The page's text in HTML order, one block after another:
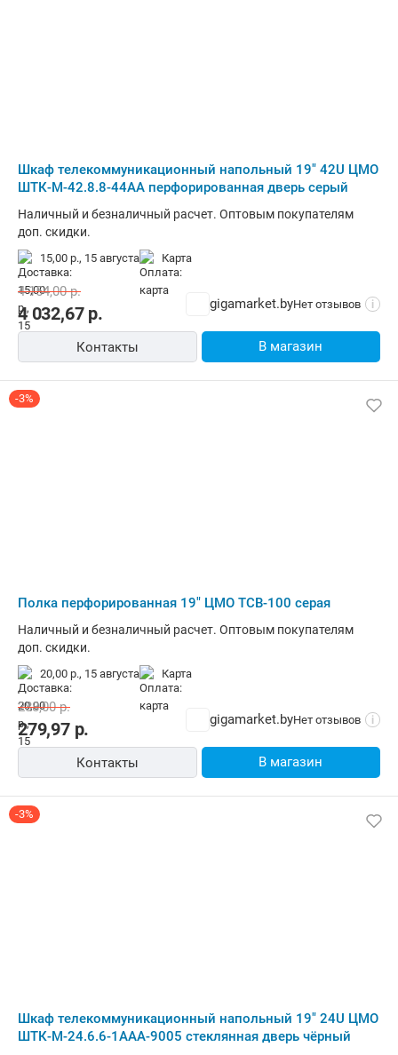
Шкаф телекоммуникационный напольный 19" 42U ЦМО
ШТК-М-42.8.8-44АА перфорированная дверь серый
Наличный и безналичный расчет. Оптовым покупателям
доп. скидки.
15,00 р., 15 августа карта
4 032,67р.
4 154,00р.
gigamarket.byНет отзывов i
Контакты В магазин
-3%
Полка перфорированная 19" ЦМО ТСВ-100 серая
Наличный и безналичный расчет. Оптовым покупателям
доп. скидки.
20,00 р., 15 августа карта
279,97р.
288,00р.
gigamarket.byНет отзывов i
Контакты В магазин
-3%
Шкаф телекоммуникационный напольный 19" 24U ЦМО
ШТК-М-24.6.6-1ААА-9005 стеклянная дверь чёрный